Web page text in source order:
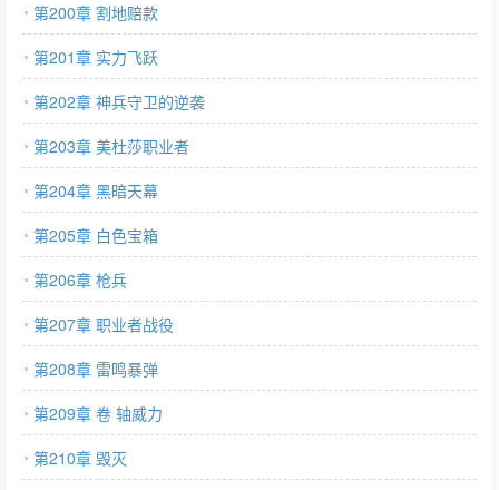
第200章 割地赔款
第201章 实力飞跃
第202章 神兵守卫的逆袭
第203章 美杜莎职业者
第204章 黑暗天幕
第205章 白色宝箱
第206章 枪兵
第207章 职业者战役
第208章 雷鸣暴弹
第209章 卷 轴威力
第210章 毁灭